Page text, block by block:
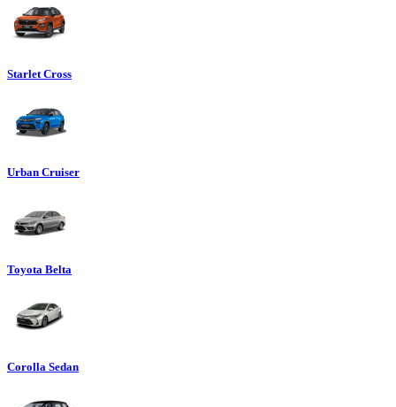
Starlet Cross
Urban Cruiser
Toyota Belta
Corolla Sedan